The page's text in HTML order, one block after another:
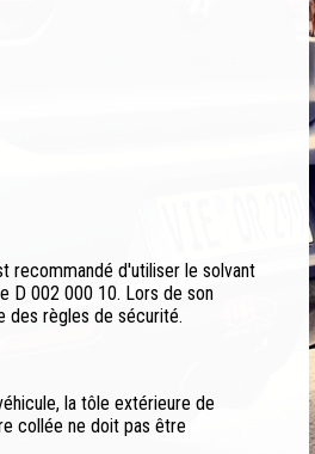
recommandé d'utiliser le solvant
D 002 000 10. Lors de son
des règles de sécurité.
la tôle extérieure de
collée ne doit pas être